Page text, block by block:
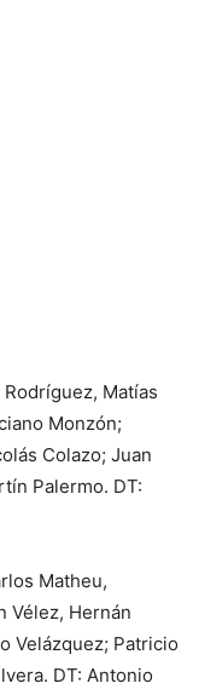
Matías
Monzón;
Colazo; Juan
Palermo. DT:
Matheu,
Vélez, Hernán
Velázquez; Patricio
DT: Antonio